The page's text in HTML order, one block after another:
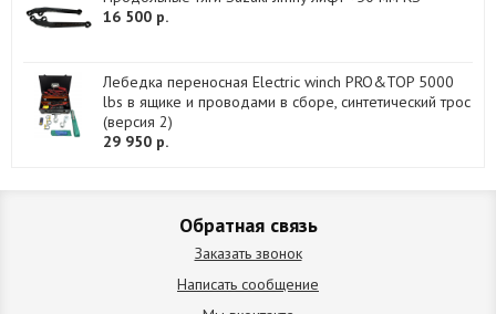
16 500 р.
Лебедка переносная Electric winch PRO&TOP 5000
lbs в ящике и проводами в сборе, синтетический трос
(версия 2)
29 950 р.
Обратная связь
Заказать звонок
Написать сообщение